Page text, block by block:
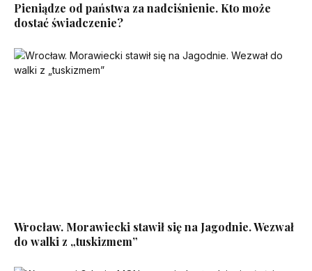
Pieniądze od państwa za nadciśnienie. Kto może
dostać świadczenie?
Wrocław. Morawiecki stawił się na Jagodnie. Wezwał
do walki z „tuskizmem”